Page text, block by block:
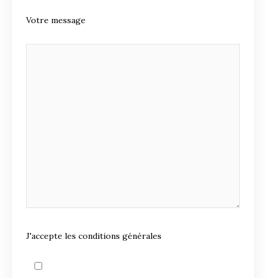
Votre message
J'accepte les conditions générales